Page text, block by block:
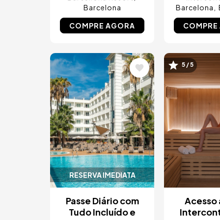
Barcelona
COMPRE AGORA
Barcelona
RESERVA IMEDIATA
Imagem
Passe Diário com
Tudo Incluído e
Imagem
5 / 5
Acesso